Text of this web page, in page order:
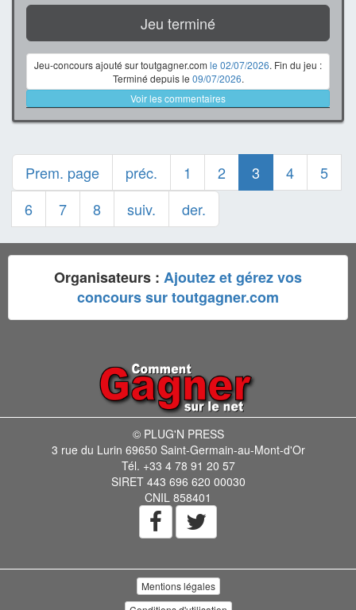
Jeu terminé
Jeu-concours ajouté sur toutgagner.com le 02/07/2026. Fin du jeu :
Terminé depuis le 09/07/2026.
Voir les commentaires
Prem. page préc. 1 2 3 4
5
6
7 8 suiv. der.
Organisateurs : Ajoutez et gérez vos
concours sur toutgagner.com
© PLUG'N PRESS
3 rue du Lurin 69650 Saint-Germain-au-Mont-d'Or
Tél. +33 4 78 91 20 57
SIRET 443 696 620 00030
CNIL 858401
Mentions légales